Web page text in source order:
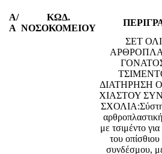
Α/
Α
ΚΩΔ.
ΝΟΣΟΚΟΜΕΙΟΥ
ΣΕΤ
ΔΙΑΤΗΡΗΣΗ
ΧΙΑΣΤΟΥ
με τσιμέντο
του οπίσθιου
συνδέσμου,